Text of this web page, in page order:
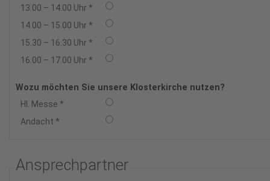
13.00 – 14.00 Uhr *
14.00 – 15.00 Uhr *
15.30 – 16.30 Uhr *
16.00 – 17.00 Uhr *
Wozu möchten Sie unsere Klosterkirche nutzen?
Hl. Messe *
Andacht *
Ansprechpartner